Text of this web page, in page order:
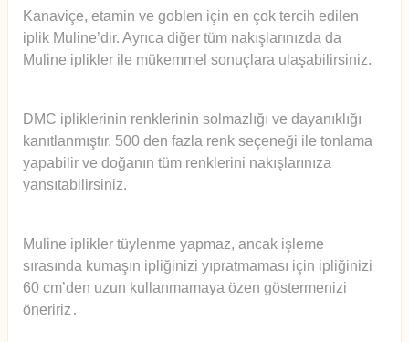
Kanaviçe, etamin ve goblen için en çok tercih edilen
iplik Muline’dir. Ayrıca diğer tüm nakışlarınızda da
Muline iplikler ile mükemmel sonuçlara ulaşabilirsiniz.
DMC ipliklerinin renklerinin solmazlığı ve dayanıklığı
kanıtlanmıştır. 500 den fazla renk seçeneği ile tonlama
yapabilir ve doğanın tüm renklerini nakışlarınıza
yansıtabilirsiniz.
Muline iplikler tüylenme yapmaz, ancak işleme
sırasında kumaşın ipliğinizi yıpratmaması için ipliğinizi
60 cm’den uzun kullanmamaya özen göstermenizi
öneririz .